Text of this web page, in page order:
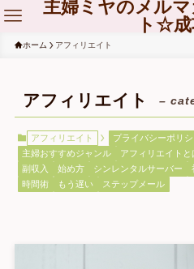
主婦ミヤのメル
ト☆
ホーム アフィリエイト
アフィリエイト –
アフィリエイト プライバシーポリシ
主婦おすすめジャンル
アフィリエイトと
副収入
始め方 シンレンタルサーバー
時間術
もう遅い ステップメール